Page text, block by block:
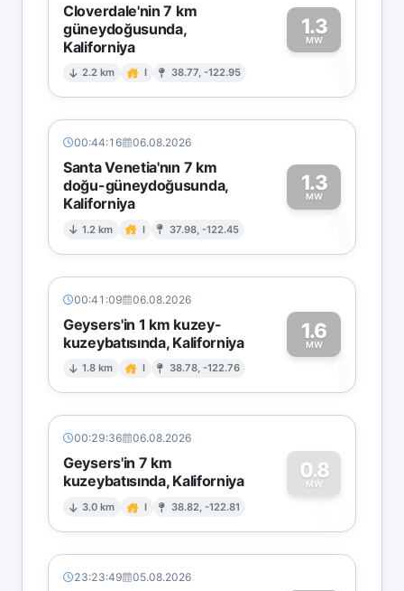
Cloverdale'nin 7 km
güneydoğusunda,
Kaliforniya
2.2 km I 38.77, -122.95
1.3
MW
1
00:44:16 06.08.2026
Santa Venetia'nın 7 km
doğu-güneydoğusunda,
Kaliforniya
1.2 km I 37.98, -122.45
1.3
MW
1
00:41:09 06.08.2026
Geysers'in 1 km kuzey-
kuzeybatısında, Kaliforniya
1.8 km I 38.78, -122.76
1.6
MW1
00:29:36 06.08.2026
Geysers'in 7 km
kuzeybatısında, Kaliforniya
3.0 km I 38.82, -122.81
0.8
MW
0
23:23:49 05.08.2026